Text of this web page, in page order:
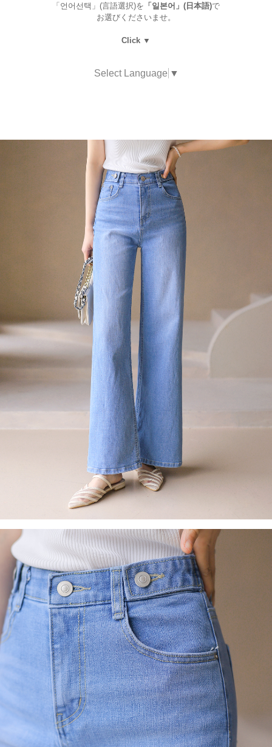
「언어선택」(言語選択)を 「일본어」(日本語)で
お選びくださいませ。
Click ▼
Select Language ▼